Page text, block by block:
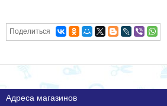
Поделиться
Адреса магазинов